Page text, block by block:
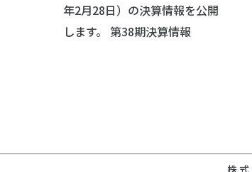
年2月28日）の決算情報を公開
します。 第38期決算情報
株